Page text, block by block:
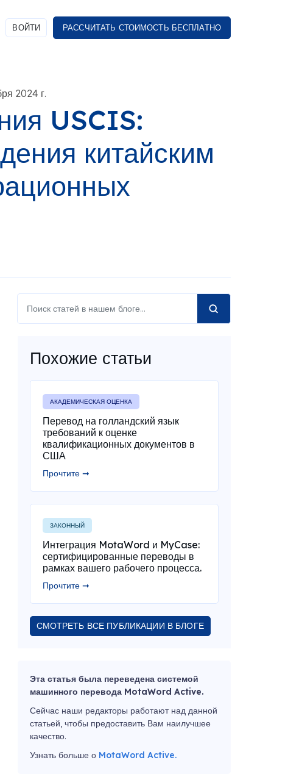
ВОЙТИ РАССЧИТАТЬ СТОИМОСТЬ БЕСПЛАТНО
2024 г.
USCIS:
китайским
Похожие статьи
АКАДЕМИЧЕСКАЯ ОЦЕНКА
Перевод на голландский язык
требований к оценке
квалификационных документов в
США
Прочтите ➞
ЗАКОННЫЙ
Интеграция MotaWord и MyCase:
сертифицированные переводы в
рамках вашего рабочего процесса.
Прочтите ➞
СМОТРЕТЬ ВСЕ ПУБЛИКАЦИИ В БЛОГЕ
Эта статья была переведена системой
машинного перевода MotaWord Active.
Сейчас наши редакторы работают над данной
статьей, чтобы предоставить Вам наилучшее
качество.
Узнать больше о MotaWord Active.